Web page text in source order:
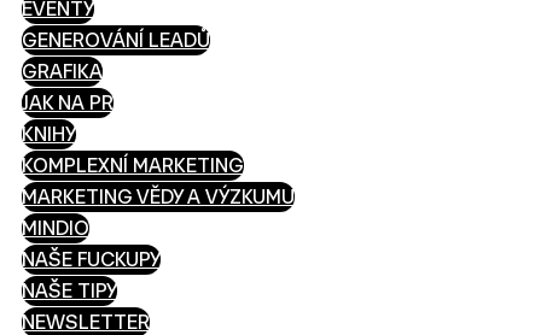
EVENTY
GENEROVÁNÍ LEADŮ
GRAFIKA
JAK NA PR
KNIHY
KOMPLEXNÍ MARKETING
MARKETING VĚDY A VÝZKUMU
MINDIO
NAŠE FUCKUPY
NAŠE TIPY
NEWSLETTER